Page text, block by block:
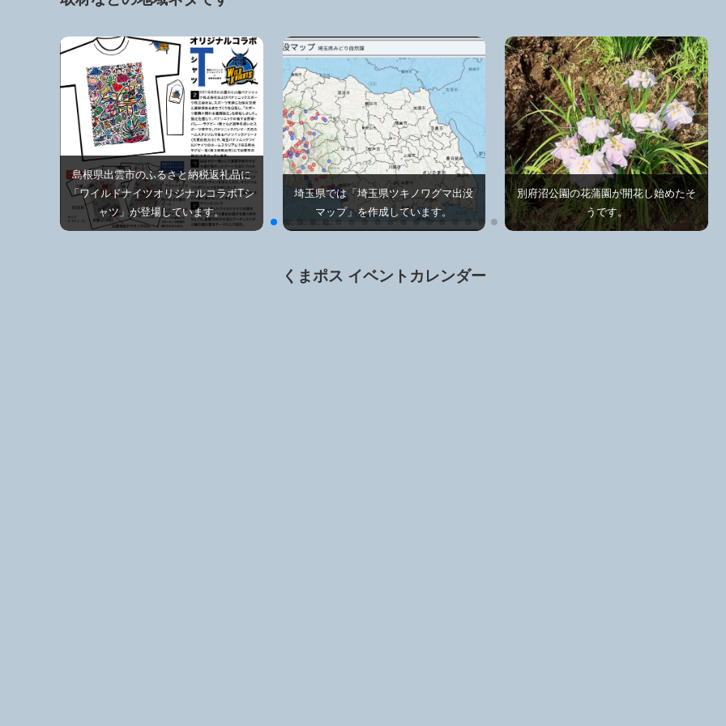
島根県出雲市のふるさと納税返礼品に
「ワイルドナイツオリジナルコラボTシ
ャツ」が登場しています。
埼玉県では「埼玉県ツキノワグマ出没
マップ」を作成しています。
別府沼公園の花蒲園が開花し始めたそ
うです。
くまポス イベントカレンダー